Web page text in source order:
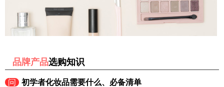
品牌产品选购知识
问 初学者化妆品需要什么、必备清单